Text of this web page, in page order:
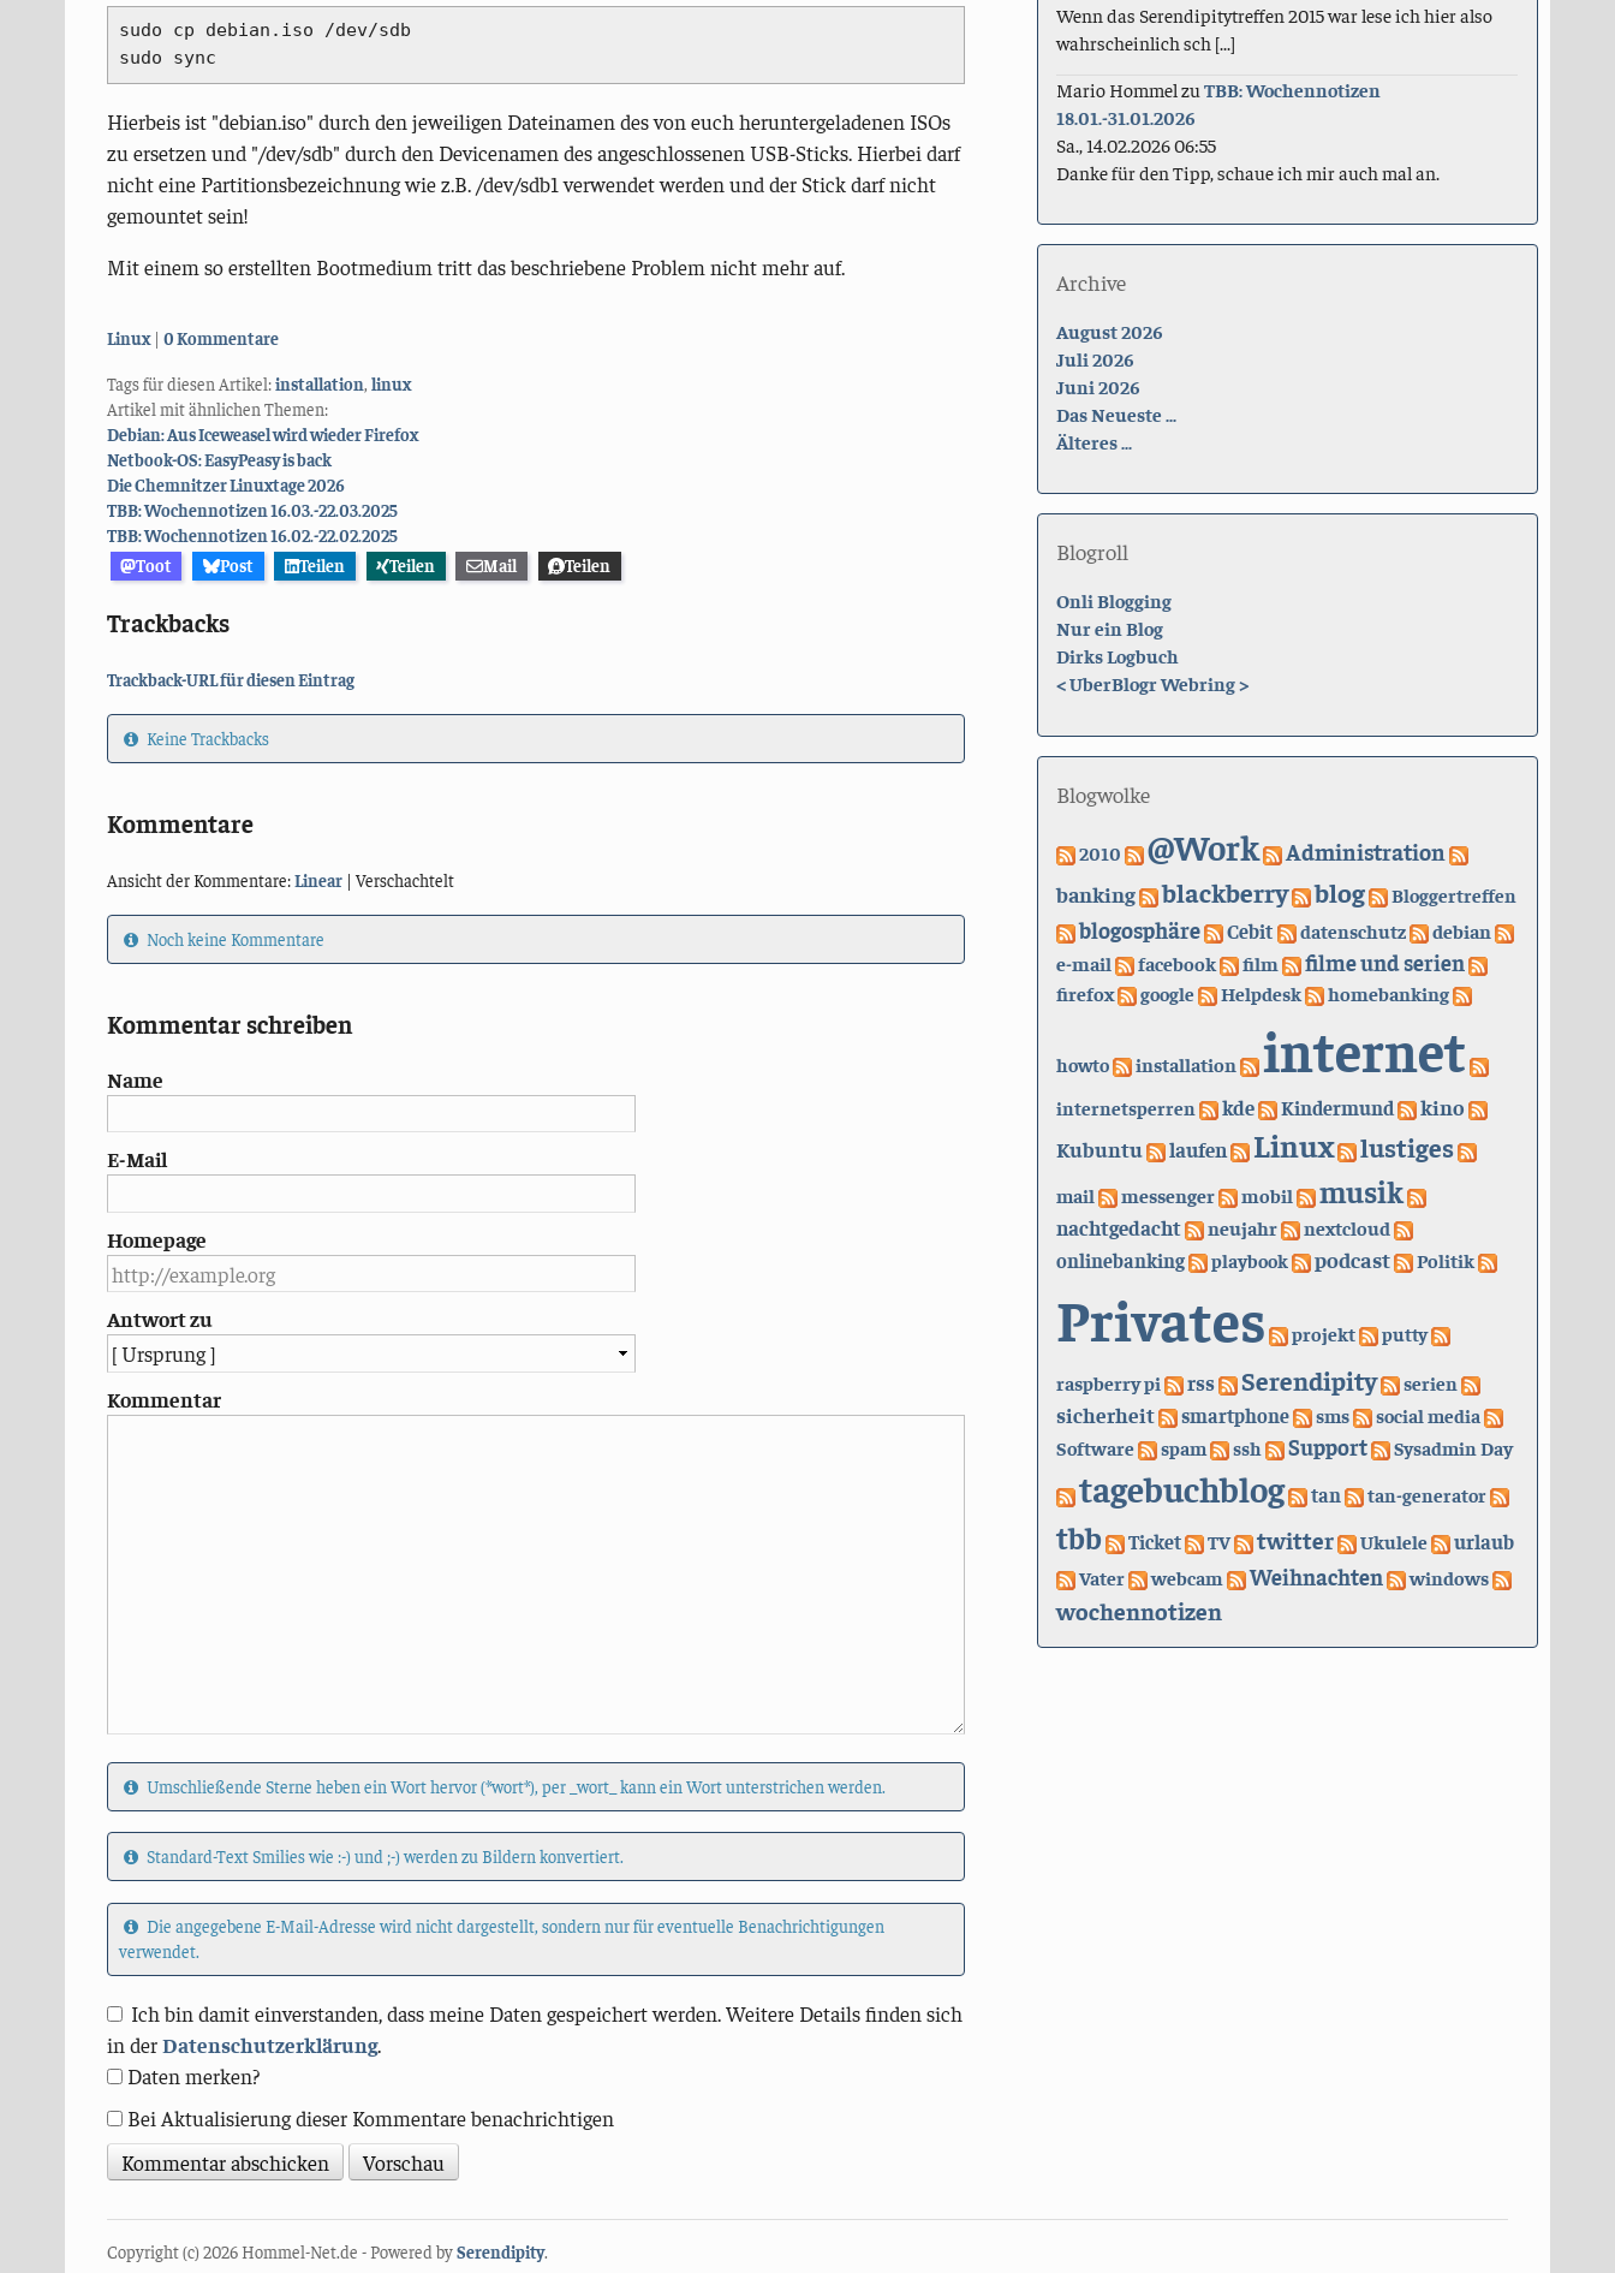
sudo cp debian.iso /dev/sdb
sudo sync
Hierbeis ist "debian.iso" durch den jeweiligen Dateinamen des von euch heruntergeladenen ISOs
zu ersetzen und "/dev/sdb" durch den Devicenamen des angeschlossenen USB-Sticks. Hierbei darf
nicht eine Partitionsbezeichnung wie z.B. /dev/sdb1 verwendet werden und der Stick darf nicht
gemountet sein!
Mit einem so erstellten Bootmedium tritt das beschriebene Problem nicht mehr auf.
Kategorien:
Linux 0 Kommentare
Tags für diesen Artikel:installation, linux
Artikel mit ähnlichen Themen:
Debian: Aus Iceweasel wird wieder Firefox
Netbook-OS: EasyPeasy is back
Die Chemnitzer Linuxtage 2026
TBB: Wochennotizen 16.03.-22.03.2025
TBB: Wochennotizen 16.02.-22.02.2025
Toot
Post Teilen Teilen Mail Teilen
Trackbacks
Trackback-URL für diesen Eintrag
Keine Trackbacks
Kommentare
Ansicht der Kommentare:Linear| Verschachtelt
Noch keine Kommentare
Kommentar schreiben
Name
E-Mail
Homepage
Antwort zu
Kommentar
Umschließende Sterne heben ein Wort hervor (*wort*), per _wort_ kann ein Wort unterstrichen werden.
Standard-Text Smilies wie :-) und ;-) werden zu Bildern konvertiert.
Die angegebene E-Mail-Adresse wird nicht dargestellt, sondern nur für eventuelle Benachrichtigungen
verwendet.
Ich bin damit einverstanden, dass meine Daten gespeichert werden. Weitere Details finden sich
in derDatenschutzerklärung.
Daten merken?
Bei Aktualisierung dieser Kommentare benachrichtigen
Wenn das Serendipitytreffen 2015 war lese ich hier also
wahrscheinlich sch [...]
Mario Hommel zuTBB: Wochennotizen
18.01.-31.01.2026
Sa., 14.02.2026 06:55
Danke für den Tipp, schaue ich mir auch mal an.
Archive
August 2026
Juli 2026
Juni 2026
Das Neueste ...
Älteres ...
Blogroll
Onli Blogging
Nur ein Blog
Dirks Logbuch
<UberBlogr Webring>
Blogwolke
2010 @Work Administration
banking blackberry blog Bloggertreffen
blogosphäre Cebit datenschutz
debian
e-mail
facebook film filme und serien
firefox google Helpdesk homebanking
howto installation internet
internetsperren kde Kindermund
kino
Kubuntu
laufen Linux lustiges
mail messenger mobil musik
nachtgedacht neujahr nextcloud
onlinebanking playbook podcast Politik
Privates projekt putty
raspberry pi rss Serendipity serien
sicherheit smartphone sms
social media
Software
spam ssh Support Sysadmin Day
tagebuchblog tan tan-generator
tbb Ticket TV twitter Ukulele urlaub
Vater webcam Weihnachten windows
wochennotizen
Copyright (c) 2026 Hommel-Net.de - Powered bySerendipity.